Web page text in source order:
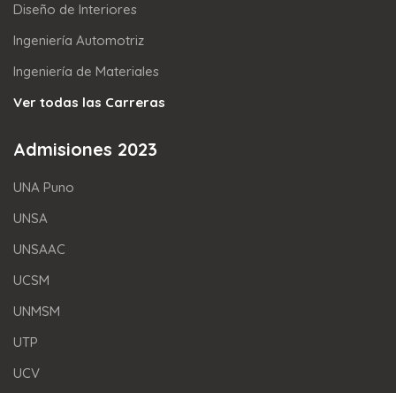
Diseño de Interiores
Ingeniería Automotriz
Ingeniería de Materiales
Ver todas las Carreras
Admisiones 2023
UNA Puno
UNSA
UNSAAC
UCSM
UNMSM
UTP
UCV